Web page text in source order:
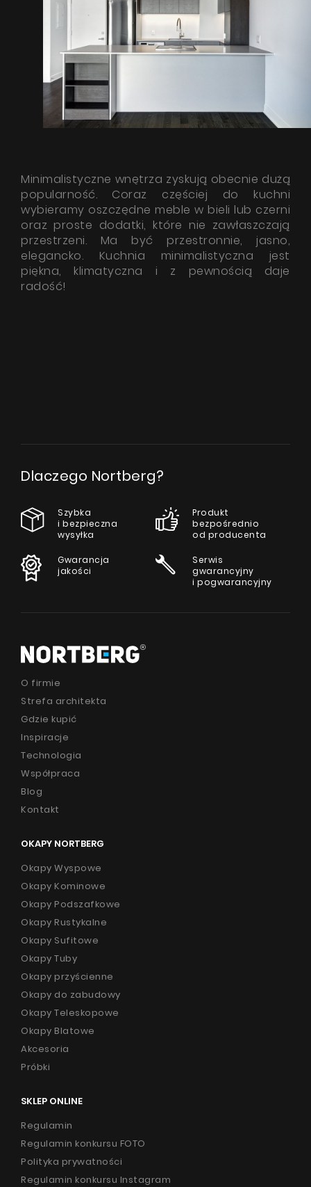
Minimalistyczne wnętrza zyskują obecnie dużą
popularność. Coraz częściej do kuchni
wybieramy oszczędne meble w bieli lub czerni
oraz proste dodatki, które nie zawłaszczają
przestrzeni. Ma być przestronnie, jasno,
elegancko. Kuchnia minimalistyczna jest
piękna, klimatyczna i z pewnością daje
radość!
Dlaczego Nortberg?
Szybka
i bezpieczna
wysyłka
Produkt
bezpośrednio
od producenta
Gwarancja
jakości
Serwis
gwarancyjny
i pogwarancyjny
O firmie
Strefa architekta
Gdzie kupić
Inspiracje
Technologia
Współpraca
Blog
Kontakt
OKAPY NORTBERG
Okapy Wyspowe
Okapy Kominowe
Okapy Podszafkowe
Okapy Rustykalne
Okapy Sufitowe
Okapy Tuby
Okapy przyścienne
Okapy do zabudowy
Okapy Teleskopowe
Okapy Blatowe
Akcesoria
Próbki
SKLEP ONLINE
Regulamin
Regulamin konkursu FOTO
Polityka prywatności
Regulamin konkursu Instagram